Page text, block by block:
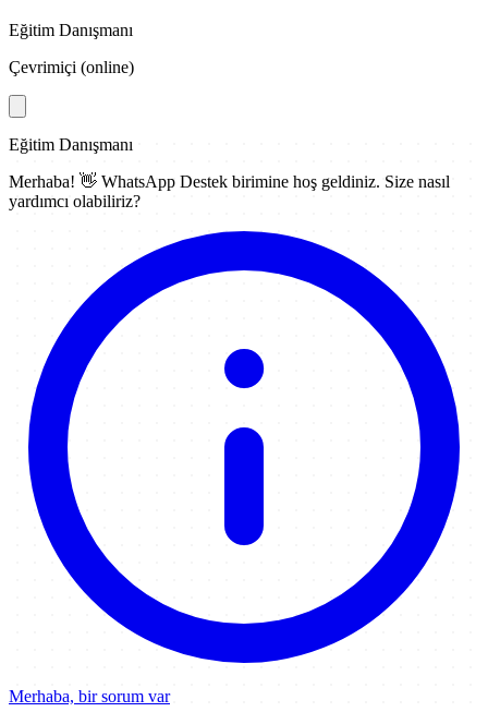
Eğitim Danışmanı
Çevrimiçi (online)
Eğitim Danışmanı
Merhaba! 👋 WhatsApp Destek birimine hoş geldiniz. Size nasıl
yardımcı olabiliriz?
Merhaba, bir sorum var